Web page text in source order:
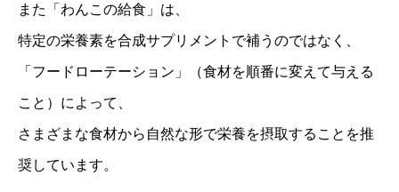
また「わんこの給食」は、
特定の栄養素を合成サプリメントで補うのではなく、
「フードローテーション」（食材を順番に変えて与える
こと）によって、
さまざまな食材から自然な形で栄養を摂取することを推
奨しています。